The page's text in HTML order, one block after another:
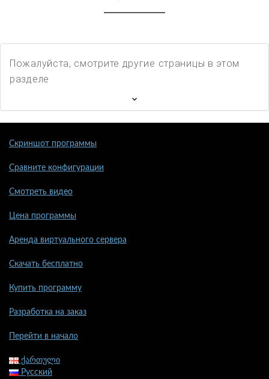
Пожалуйста, смотрите другие страницы в этом
разделе
Скриншот программы
Сравните конфигурации
Смотреть видео
Цена программы
Аренда виртуального сервера
Скачать бесплатно
Купить программу
Разработка на заказ
Перейти в начало
ქართული
Русский